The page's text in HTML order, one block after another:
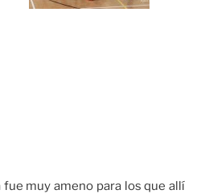
muy ameno para los que allí